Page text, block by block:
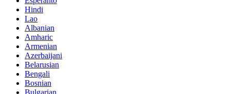
Hindi
Lao
Albanian
Amharic
Armenian
Azerbaijani
Belarusian
Bengali
Bosnian